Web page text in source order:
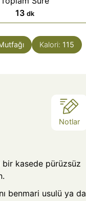
13d
a
k
dk
Kalori: 115
Notlar
bir kasede pürüzsüz
benmari usulü ya da